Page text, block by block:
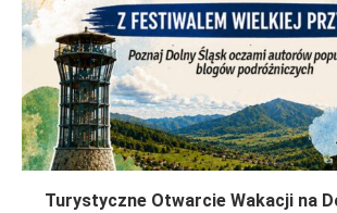
Turystyczne Otwarcie Wakacji na